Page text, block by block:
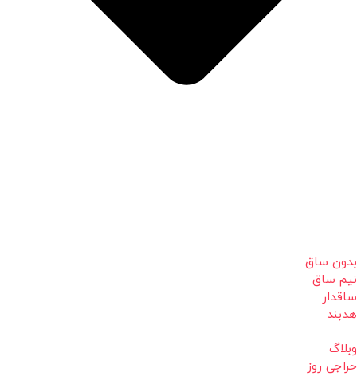
بدون ساق
نیم ساق
ساقدار
هدبند
وبلاگ
حراجی روز